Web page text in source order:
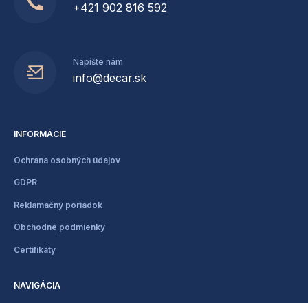
+421 902 816 592
Napíšte nám
info@decar.sk
INFORMÁCIE
Ochrana osobných údajov
GDPR
Reklamačný poriadok
Obchodné podmienky
Certifikáty
NAVIGÁCIA